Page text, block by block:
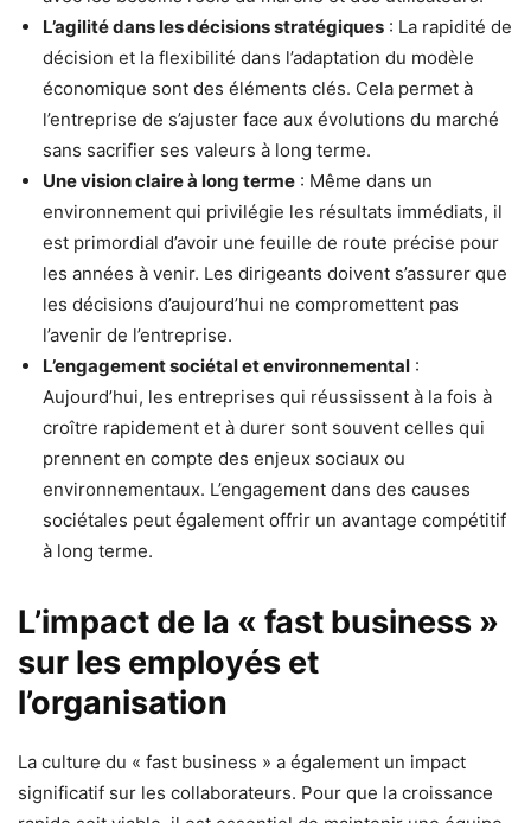
L’agilité dans les décisions stratégiques : La rapidité de
décision et la flexibilité dans l’adaptation du modèle
économique sont des éléments clés. Cela permet à
l’entreprise de s’ajuster face aux évolutions du marché
sans sacrifier ses valeurs à long terme.
Une vision claire à long terme : Même dans un
environnement qui privilégie les résultats immédiats, il
est primordial d’avoir une feuille de route précise pour
les années à venir. Les dirigeants doivent s’assurer que
les décisions d’aujourd’hui ne compromettent pas
l’avenir de l’entreprise.
L’engagement sociétal et environnemental :
Aujourd’hui, les entreprises qui réussissent à la fois à
croître rapidement et à durer sont souvent celles qui
prennent en compte des enjeux sociaux ou
environnementaux. L’engagement dans des causes
sociétales peut également offrir un avantage compétitif
à long terme.
L’impact de la « fast business »
sur les employés et
l’organisation
La culture du « fast business » a également un impact
significatif sur les collaborateurs. Pour que la croissance